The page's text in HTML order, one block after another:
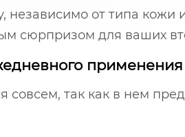
от типа кожи
сюрпризом для ваших
применения
так как в нем